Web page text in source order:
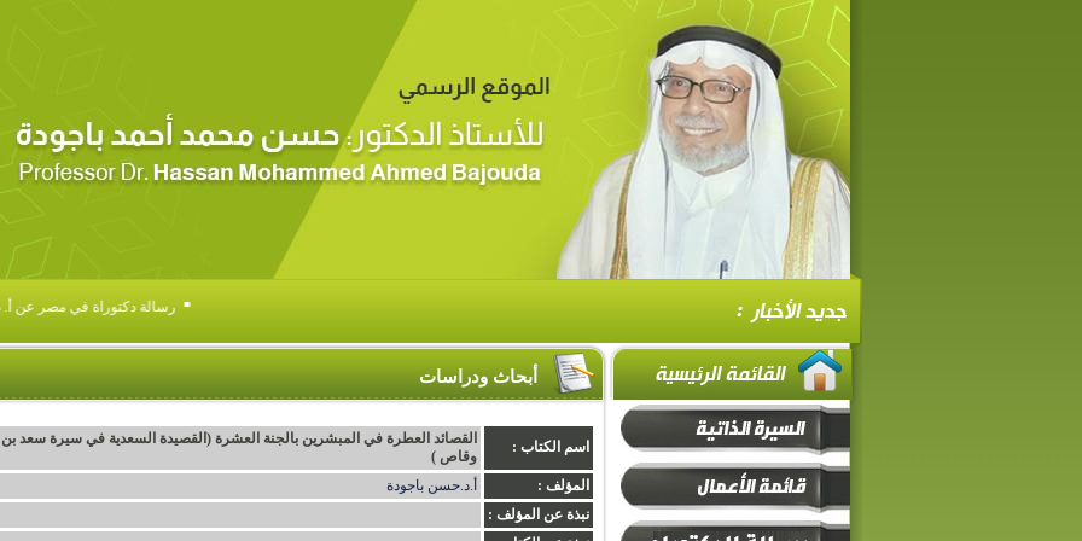
رسالة دكتوراة في مصر عن أ. د
أبحاث ودراسات
اسم الكتاب :
القصائد العطرة في المبشرين بالجنة العشرة (القصيدة السعدية في سيرة سعد بن
وقاص )
المؤلف :
أ.د.حسن باجودة
نبذة عن المؤلف :